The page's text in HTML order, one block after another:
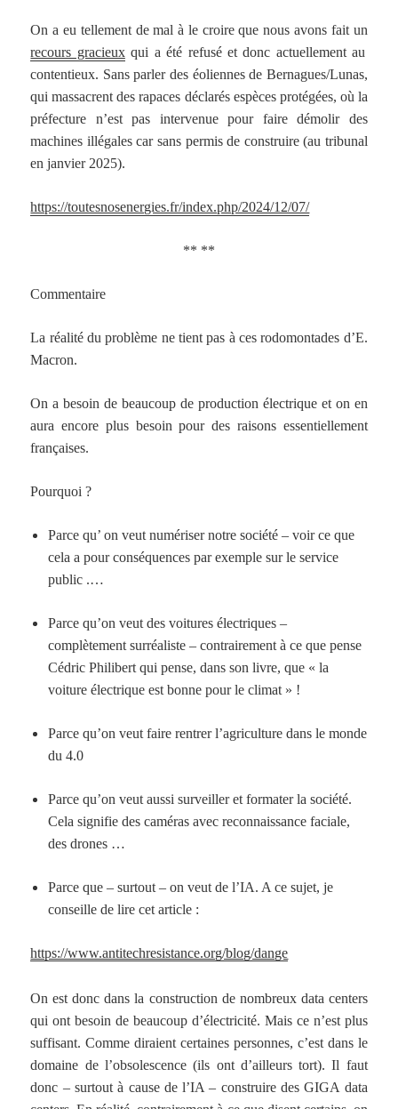
On a eu tellement de mal à le croire que nous avons fait un
recours gracieuxqui a été refusé et donc actuellement au
contentieux. Sans parler des éoliennes de Bernagues/Lunas,
qui massacrent des rapaces déclarés espèces protégées, où la
préfecture n’est pas intervenue pour faire démolir des
machines illégales car sans permis de construire (au tribunal
en janvier 2025).
https://toutesnosenergies.fr/index.php/2024/12/07/
** **
Commentaire
La réalité du problème ne tient pas à ces rodomontades d’E.
Macron.
On a besoin de beaucoup de production électrique et on en
aura encore plus besoin pour des raisons essentiellement
françaises.
Pourquoi ?
Parce qu’ on veut numériser notre société – voir ce que
cela a pour conséquences par exemple sur le service
public .…
Parce qu’on veut des voitures électriques –
complètement surréaliste – contrairement à ce que pense
Cédric Philibert qui pense, dans son livre, que « la
voiture électrique est bonne pour le climat » !
Parce qu’on veut faire rentrer l’agriculture dans le monde
du 4.0
Parce qu’on veut aussi surveiller et formater la société.
Cela signifie des caméras avec reconnaissance faciale,
des drones …
Parce que – surtout – on veut de l’IA. A ce sujet, je
conseille de lire cet article :
https://www.antitechresistance.org/blog/dange
On est donc dans la construction de nombreux data centers
qui ont besoin de beaucoup d’électricité. Mais ce n’est plus
suffisant. Comme diraient certaines personnes, c’est dans le
domaine de l’obsolescence (ils ont d’ailleurs tort). Il faut
donc – surtout à cause de l’IA – construire des GIGA data